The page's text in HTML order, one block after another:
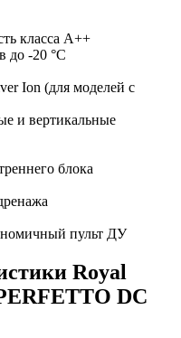
класса А++
до -20 °С
Ion (для моделей с
и вертикальные
блока
пульт ДУ
Royal
DC